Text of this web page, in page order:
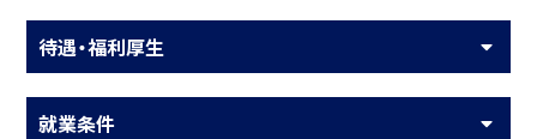
待遇・福利厚生
就業条件